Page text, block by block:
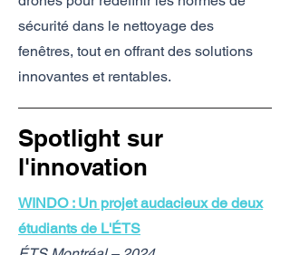
sécurité dans le nettoyage des
fenêtres, tout en offrant des solutions
innovantes et rentables.
Spotlight sur
l'innovation
WINDO : Un projet audacieux de deux
étudiants de L'ÉTS